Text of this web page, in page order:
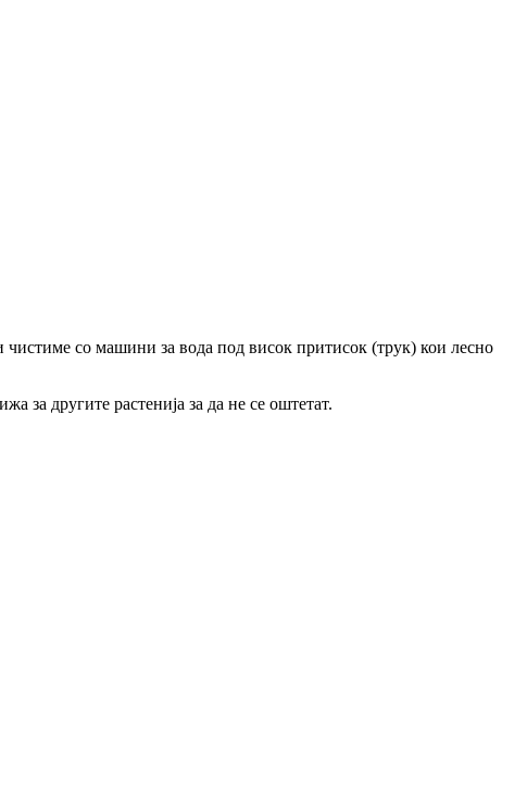
чистиме со машини за вода под висок притисок (трук) кои лесно
за другите растенија за да не се оштетат.